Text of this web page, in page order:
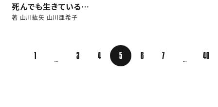
死んでも生きている
～大切な誰かを亡くしたあなたへ～
著 山川紘矢 山川亜希子
1 3 4 5 6 7 40